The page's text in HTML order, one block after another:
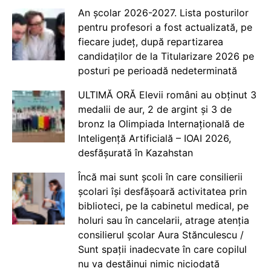
An școlar 2026-2027. Lista posturilor
pentru profesori a fost actualizată, pe
fiecare județ, după repartizarea
candidaților de la Titularizare 2026 pe
posturi pe perioadă nedeterminată
ULTIMĂ ORĂ Elevii români au obținut 3
medalii de aur, 2 de argint și 3 de
bronz la Olimpiada Internațională de
Inteligență Artificială – IOAI 2026,
desfășurată în Kazahstan
Încă mai sunt școli în care consilierii
școlari își desfășoară activitatea prin
biblioteci, pe la cabinetul medical, pe
holuri sau în cancelarii, atrage atenția
consilierul școlar Aura Stănculescu /
Sunt spații inadecvate în care copilul
nu va destăinui nimic niciodată